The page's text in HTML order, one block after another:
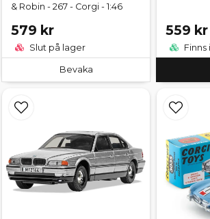
& Robin - 267 - Corgi - 1:46
579 kr
Slut på lager
Bevaka
559 kr
Finns